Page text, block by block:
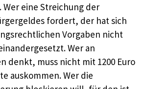
eine Streichung der
fordert, der hat sich
Vorgaben nicht
Wer an
denkt, muss nicht mit 1200 Euro
auskommen. Wer die